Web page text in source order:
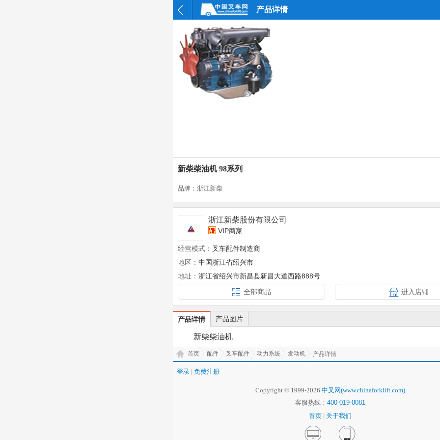
产品详情
新柴柴油机 98系列
品牌：浙江新柴
浙江新柴股份有限公司
VIP商家
经营模式： 叉车配件制造商
地区： 中国浙江省绍兴市
地址： 浙江省绍兴市新昌县新昌大道西路888号
全部商品
进入店铺
产品详情 产品图片
新柴柴油机
首页 配件 叉车配件 动力系统 发动机 产品详情
登录 免费注册
Copyright © 1999-2026 中叉网(www.chinaforklift.com)
客服热线： 400-019-0081
首页
关于我们